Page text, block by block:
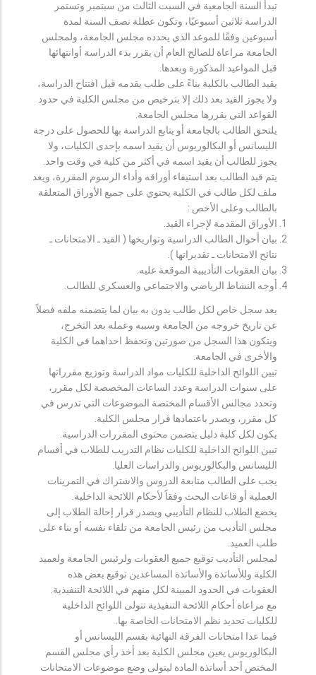
تبدأ السنة الجامعية في السبت الثالث من سبتمبر وتستمر
الدراسة ثلاثين أسبوعيًا، وتكون عطلة نصف السنة لمدة
أسبوعين وفقًا للموعد الذي يحدده مجلس الجامعة، ولمجلس
الجامعة مراعاة للصالح العام أن يقرر بدء الدراسة أوانتهائها
قبل المواعيد المذكورة وبعدها.
يقيد الطالب بالكلية بناءً على طلب يقدمه قبل افتتاح الدراسة،
ولا يجوز القيد بعد ذلك إلا بترخيص من مجلس الكلية في حدود
القواعد التي يقررها مجلس الجامعة.
يلتحق الطالب بالجامعة أو يتابع الدراسة بها للحصول على درجة
الليسانس أو البكالوريوس أن يقيد اسمه بإحدى الكليات، ولا
يجوز للطالب أن يقيد اسمه في أكثر من كلية في وقت واحد.
يتم قيد الطالب بعد استيفاء أوراقه وأداء الرسوم المقررة، ويعد
ملف لكل طالب في الكلية يحتوي على جميع الأوراق المتعلقة
بالطالب وعلى الأخص :
الأوراق المقدمة لإجراء القيد.
بيان أحوال الطالب الدراسية وتواريخها ( القيد ـ الامتحانات ـ
نتائح الامتحانات ـ تقديراتها ).
بيان العقوبات التأديبية الموقعة عليه.
أوجه النشاط الرياضي والاجتماعي والعسكري للطالب.
يعد سجل خاص لكل طالب يدون به بيان لما يتضمنه ملفه فضلاً
عن تاريخ خروجه من الجامعة وسببه وعمله بعد التخرج،
ويتكون هذا السجل من صورتين وتحفظ احداهما في الكلية
والأخرى في الجامعة.
تبين اللوائح الداخلية للكليات مواد الدراسة وتوزيع مقرراتها
على سنوات الدراسة وعدد الساعات المخصصة لكل مقرر،
وتحدد مجالس الأقسام المختصة الموضوعات التي تدرس في
كل مقرر، ويصدر باعتمادها قرار مجلس الكلية.
يكون لكل كلية دليل يتضمن محتوى المقررات الدراسية.
تبين اللوائح الداخلية للكليات نظام التدريب للطلاب في أقسام
الليسانس والبكالوريوس والدراسات العليا.
يجب على الطالب متابعة الدروس والاشتراك في التمرينات
العملية أو قاعات البحث وفقاً لأحكام اللائحة الداخلية.
يخضع الطلاب للنظام التأديبي ويصدر قرار إحالة الطلاب إلى
مجلس التأديب من رئيس الجامعة من تلقاء نفسه أو بناء على
طلب العميد.
لمجلس التأديب توقيع جميع العقوبات ولرئيس الجامعة ولعميد
الكلية وللأساتذة والأساتذة المساعدين توقيع بعض هذه
العقوبات في الحدود المبينة لكل منهم في اللائحة التنفيذية.
مع مراعاة أحكام اللائحة التنفيذية تتولى اللوائح الداخلية
للكليات تحديد نظم الامتحانات الخاصة بها.
فيما عدا امتحانات الفرقة النهائية بقسم الليسانس أو
البكالوريوس يعين مجلس الكلية بعد أخذ رأي مجلس القسم
المختص أحد أساتذة المادة ليتولى وضع موضوعات الامتحانات